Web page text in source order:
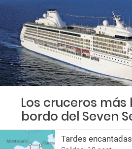
Los cruceros más
bordo del Seven
Tardes encantadas